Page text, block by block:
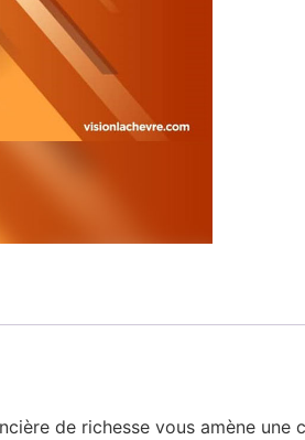
de richesse vous amène